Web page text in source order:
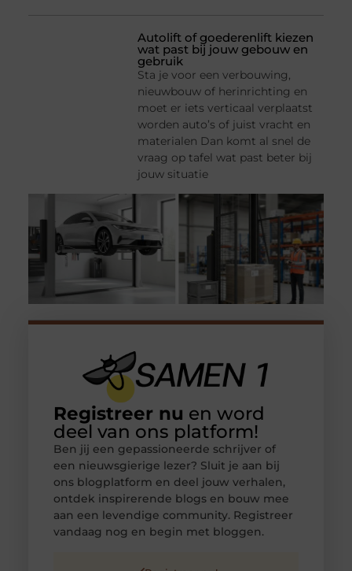
Autolift of goederenlift kiezen
wat past bij jouw gebouw en
gebruik
Sta je voor een verbouwing,
nieuwbouw of herinrichting en
moet er iets verticaal verplaatst
worden auto’s of juist vracht en
materialen Dan komt al snel de
vraag op tafel wat past beter bij
jouw situatie
Registreer nu en word
deel van ons platform!
Ben jij een gepassioneerde schrijver of
een nieuwsgierige lezer? Sluit je aan bij
ons blogplatform en deel jouw verhalen,
ontdek inspirerende blogs en bouw mee
aan een levendige community. Registreer
vandaag nog en begin met bloggen.